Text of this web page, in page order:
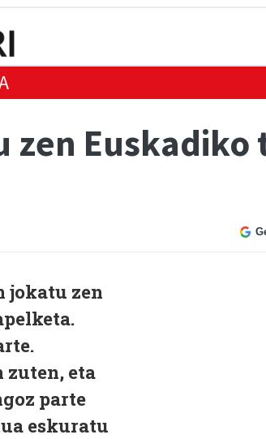
Euskadiko
jokatu zen
zuten, eta
parte
eskuratu